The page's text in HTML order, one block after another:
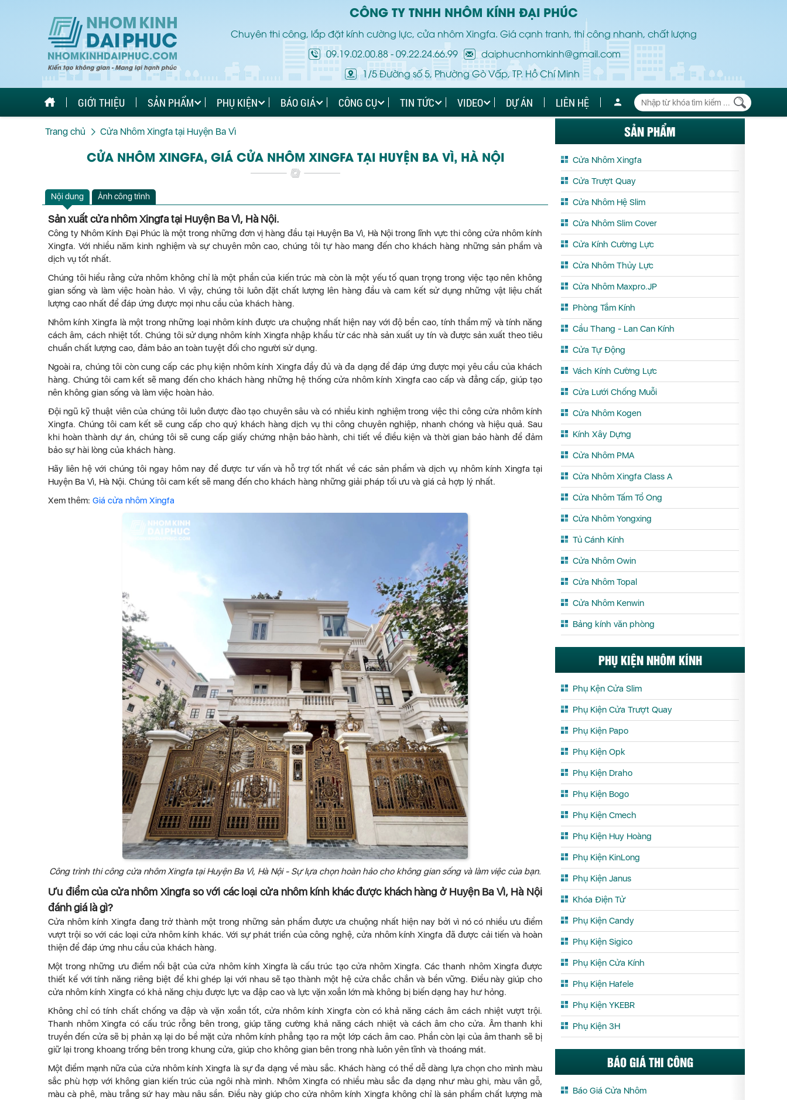
CÔNG TY TNHH NHÔM KÍNH ĐẠI PHÚC
Chuyên thi công, lắp đặt kính cường lực, cửa nhôm Xingfa. Giá cạnh tranh, thi công nhanh, chất lượng
09.19.02.00.88-09.22.24.66.99
daiphucnhomkinh@gmail.com
1/5 Đường số 5, Phường Gò Vấp, TP. Hồ Chí Minh
GIỚI THIỆU SẢN PHẨM PHỤ KIỆN BÁO GIÁ CÔNG CỤ TIN TỨC VIDEO DỰ ÁN LIÊN HỆ
Trang chủ Cửa Nhôm Xingfa tại Huyện Ba Vì
CỬA NHÔM XINGFA, GIÁ CỬA NHÔM XINGFA TẠI HUYỆN BA VÌ, HÀ NỘI
Nội dung Ảnh công trình
Sản xuất cửa nhôm Xingfa tại Huyện Ba Vì, Hà Nội.
Công ty Nhôm Kính Đại Phúc là một trong những đơn vị hàng đầu tại Huyện Ba Vì, Hà Nội trong lĩnh vực thi công cửa nhôm kính
Xingfa. Với nhiều năm kinh nghiệm và sự chuyên môn cao, chúng tôi tự hào mang đến cho khách hàng những sản phẩm và
dịch vụ tốt nhất.
Chúng tôi hiểu rằng cửa nhôm không chỉ là một phần của kiến trúc mà còn là một yếu tố quan trọng trong việc tạo nên không
gian sống và làm việc hoàn hảo. Vì vậy, chúng tôi luôn đặt chất lượng lên hàng đầu và cam kết sử dụng những vật liệu chất
lượng cao nhất để đáp ứng được mọi nhu cầu của khách hàng.
Nhôm kính Xingfa là một trong những loại nhôm kính được ưa chuộng nhất hiện nay với độ bền cao, tính thẩm mỹ và tính năng
cách âm, cách nhiệt tốt. Chúng tôi sử dụng nhôm kính Xingfa nhập khẩu từ các nhà sản xuất uy tín và được sản xuất theo tiêu
chuẩn chất lượng cao, đảm bảo an toàn tuyệt đối cho người sử dụng.
Ngoài ra, chúng tôi còn cung cấp các phụ kiện nhôm kính Xingfa đầy đủ và đa dạng để đáp ứng được mọi yêu cầu của khách
hàng. Chúng tôi cam kết sẽ mang đến cho khách hàng những hệ thống cửa nhôm kính Xingfa cao cấp và đẳng cấp, giúp tạo
nên không gian sống và làm việc hoàn hảo.
Đội ngũ kỹ thuật viên của chúng tôi luôn được đào tạo chuyên sâu và có nhiều kinh nghiệm trong việc thi công cửa nhôm kính
Xingfa. Chúng tôi cam kết sẽ cung cấp cho quý khách hàng dịch vụ thi công chuyên nghiệp, nhanh chóng và hiệu quả. Sau
khi hoàn thành dự án, chúng tôi sẽ cung cấp giấy chứng nhận bảo hành, chi tiết về điều kiện và thời gian bảo hành để đảm
bảo sự hài lòng của khách hàng.
Hãy liên hệ với chúng tôi ngay hôm nay để được tư vấn và hỗ trợ tốt nhất về các sản phẩm và dịch vụ nhôm kính Xingfa tại
Huyện Ba Vì, Hà Nội. Chúng tôi cam kết sẽ mang đến cho khách hàng những giải pháp tối ưu và giá cả hợp lý nhất.
Xem thêm: Giá cửa nhôm Xingfa
Công trình thi công cửa nhôm Xingfa tại Huyện Ba Vì, Hà Nội - Sự lựa chọn hoàn hảo cho không gian sống và làm việc của bạn.
Ưu điểm của cửa nhôm Xingfa so với các loại cửa nhôm kính khác được khách hàng ở Huyện Ba Vì, Hà Nội
đánh giá là gì?
Cửa nhôm kính Xingfa đang trở thành một trong những sản phẩm được ưa chuộng nhất hiện nay bởi vì nó có nhiều ưu điểm
vượt trội so với các loại cửa nhôm kính khác. Với sự phát triển của công nghệ, cửa nhôm kính Xingfa đã được cải tiến và hoàn
thiện để đáp ứng nhu cầu của khách hàng.
Một trong những ưu điểm nổi bật của cửa nhôm kính Xingfa là cấu trúc tạo cửa nhôm Xingfa. Các thanh nhôm Xingfa được
thiết kế với tính năng riêng biệt để khi ghép lại với nhau sẽ tạo thành một hệ cửa chắc chắn và bền vững. Điều này giúp cho
cửa nhôm kính Xingfa có khả năng chịu được lực va đập cao và lực vặn xoắn lớn mà không bị biến dạng hay hư hỏng.
Không chỉ có tính chất chống va đập và vặn xoắn tốt, cửa nhôm kính Xingfa còn có khả năng cách âm cách nhiệt vượt trội.
Thanh nhôm Xingfa có cấu trúc rỗng bên trong, giúp tăng cường khả năng cách nhiệt và cách âm cho cửa. Âm thanh khi
truyền đến cửa sẽ bị phản xạ lại do bề mặt cửa nhôm kính phẳng tạo ra một lớp cách âm cao. Phần còn lại của âm thanh sẽ bị
giữ lại trong khoang trống bên trong khung cửa, giúp cho không gian bên trong nhà luôn yên tĩnh và thoáng mát.
Một điểm mạnh nữa của cửa nhôm kính Xingfa là sự đa dạng về màu sắc. Khách hàng có thể dễ dàng lựa chọn cho mình màu
sắc phù hợp với không gian kiến trúc của ngôi nhà mình. Nhôm Xingfa có nhiều màu sắc đa dạng như màu ghi, màu vân gỗ,
màu cà phê, màu trắng sứ hay màu nâu sần. Điều này giúp cho cửa nhôm kính Xingfa không chỉ là sản phẩm chất lượng mà
SẢN PHẨM
Cửa Nhôm Xingfa
Cửa Trượt Quay
Cửa Nhôm Hệ Slim
Cửa Nhôm Slim Cover
Cửa Kính Cường Lực
Cửa Nhôm Thủy Lực
Cửa Nhôm Maxpro.JP
Phòng Tắm Kính
Cầu Thang - Lan Can Kính
Cửa Tự Động
Vách Kính Cường Lực
Cửa Lưới Chống Muỗi
Cửa Nhôm Kogen
Kính Xây Dựng
Cửa Nhôm PMA
Cửa Nhôm Xingfa Class A
Cửa Nhôm Tấm Tổ Ong
Cửa Nhôm Yongxing
Tủ Cánh Kính
Cửa Nhôm Owin
Cửa Nhôm Topal
Cửa Nhôm Kenwin
Bảng kính văn phòng
PHỤ KIỆN NHÔM KÍNH
Phụ Kện Cửa Slim
Phụ Kiện Cửa Trượt Quay
Phụ Kiện Papo
Phụ Kiện Opk
Phụ Kiện Draho
Phụ Kiện Bogo
Phụ Kiện Cmech
Phụ Kiện Huy Hoàng
Phụ Kiện KinLong
Phụ Kiện Janus
Khóa Điện Tử
Phụ Kiện Candy
Phụ Kiện Sigico
Phụ Kiện Cửa Kính
Phụ Kiện Hafele
Phụ Kiện YKEBR
Phụ Kiện 3H
BÁO GIÁ THI CÔNG
Báo Giá Cửa Nhôm